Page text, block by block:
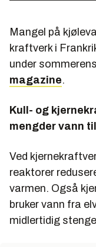
Mangel på
kraftverk i
under
magazine.
Kull- og
mengder vann
Ved
reaktorer
varmen. Også
bruker vann fra
midlertidig